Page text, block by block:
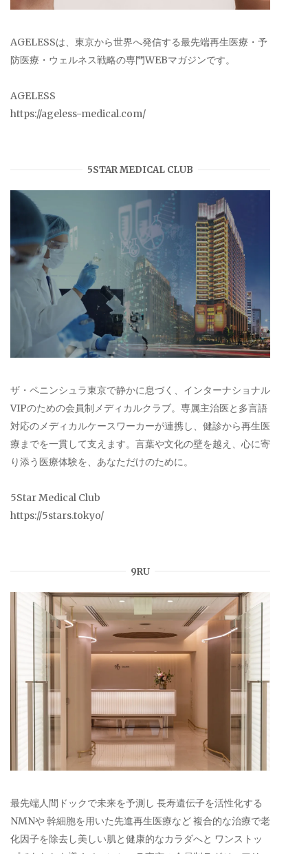
AGELESSは、東京から世界へ発信する最先端再生医療・予
防医療・ウェルネス戦略の専門WEBマガジンです。
AGELESS
https://ageless-medical.com/
5STAR MEDICAL CLUB
ザ・ペニンシュラ東京で静かに息づく、インターナショナル
VIPのための会員制メディカルクラブ。専属主治医と多言語
対応のメディカルケースワーカーが連携し、健診から再生医
療までを一貫して支えます。言葉や文化の壁を越え、心に寄
り添う医療体験を、あなただけのために。
5Star Medical Club
https://5stars.tokyo/
9RU
最先端人間ドックで未来を予測し 長寿遺伝子を活性化する
NMNや 幹細胞を用いた先進再生医療など 複合的な治療で老
化因子を除去し美しい肌と健康的なカラダへと ワンストッ